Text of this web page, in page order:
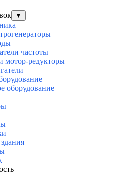
▼
частоты
мотор-редукторы
оборудование